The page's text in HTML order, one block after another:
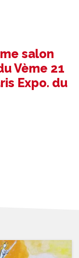
salon
Vème 21
Expo. du